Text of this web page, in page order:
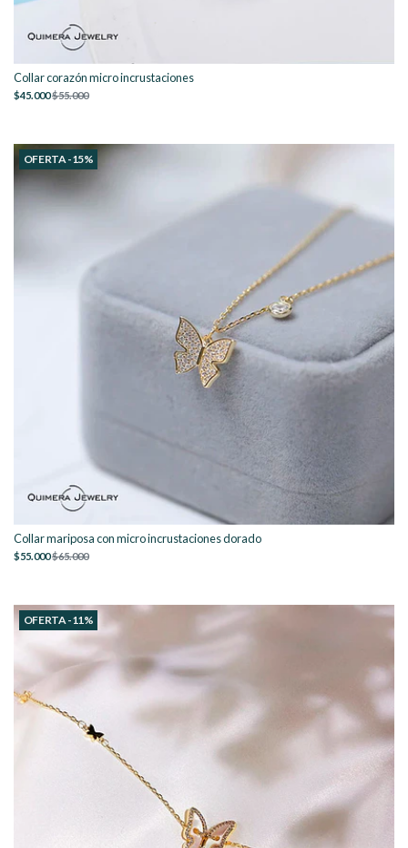
Collar corazón micro incrustaciones
$45.000$55.000
OFERTA -15%
Collar mariposa con micro incrustaciones dorado
$55.000$65.000
OFERTA -11%